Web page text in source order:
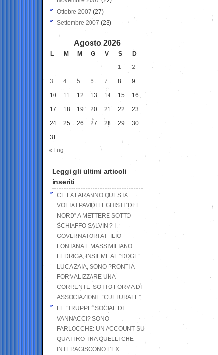
Ottobre 2007 (27)
Settembre 2007 (23)
Agosto 2026
L M M G V S
D
1
2
3 4 5 6 7 8 9
10 11 12 13 14 15 16
17 18 19 20 21 22 23
24 25 26 27 28 29 30
31
« Lug
Leggi gli ultimi articoli
inseriti
CE LA FARANNO QUESTA
VOLTA I PAVIDI LEGHISTI “DEL
NORD” A METTERE SOTTO
SCHIAFFO SALVINI? I
GOVERNATORI ATTILIO
FONTANA E MASSIMILIANO
FEDRIGA, INSIEME AL “DOGE”
LUCA ZAIA, SONO PRONTI A
FORMALIZZARE UNA
CORRENTE, SOTTO FORMA DI
ASSOCIAZIONE “CULTURALE”
LE “TRUPPE” SOCIAL DI
VANNACCI? SONO
FARLOCCHE: UN ACCOUNT SU
QUATTRO TRA QUELLI CHE
INTERAGISCONO L’EX